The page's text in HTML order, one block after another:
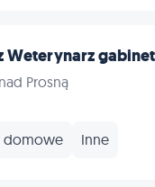
Weterynarz
Prosną
domowe Inne